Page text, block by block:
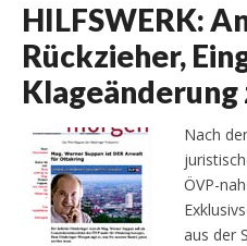
HILFSWERK:
Rückzieher,
Klageänderung
Nach
ÖVP-
aus der